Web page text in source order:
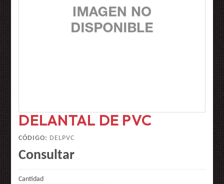
DELANTAL DE PVC
CÓDIGO: DELPVC
Consultar
Cantidad